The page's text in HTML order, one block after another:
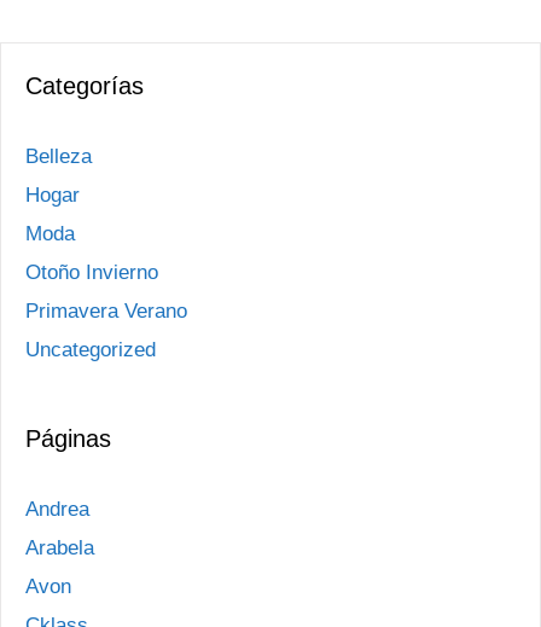
Categorías
Belleza
Hogar
Moda
Otoño Invierno
Primavera Verano
Uncategorized
Páginas
Andrea
Arabela
Avon